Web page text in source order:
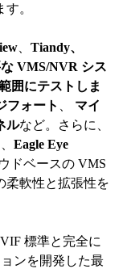
。
Tiandy、
VMS/NVR シス
囲にテストしま
フォート
マイ
ルなど。さらに、
Eagle Eye
ドベースの VMS
柔軟性と拡張性を
標準と完全に
ンを開発した最